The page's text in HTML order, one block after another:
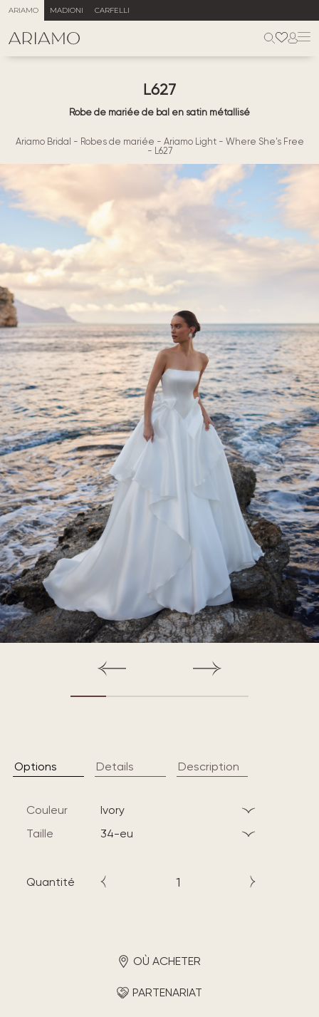
ARIAMO MADIONI CARFELLI
L627
Robe de mariée de bal en satin métallisé
Ariamo Bridal - Robes de mariée - Ariamo Light- Where She's Free
- L627
Options Details Description
Couleur
ivory
Taille
34-eu
Quantité
OÙ ACHETER
PARTENARIAT